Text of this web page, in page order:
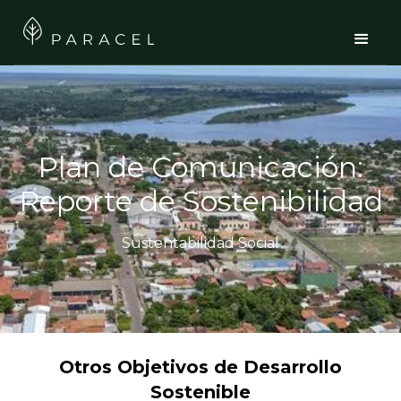
Plan de Comunicación:
Reporte de Sostenibilidad
Sustentabilidad Social
Otros Objetivos de Desarrollo
Sostenible